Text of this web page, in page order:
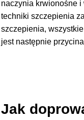
naczynia krwionośne
techniki szczepienia
szczepienia,
jest następnie
Jak